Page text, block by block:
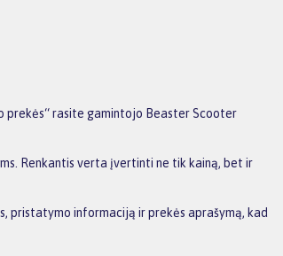
prekės“ rasite gamintojo Beaster Scooter
Renkantis verta įvertinti ne tik kainą, bet ir
pristatymo informaciją ir prekės aprašymą, kad